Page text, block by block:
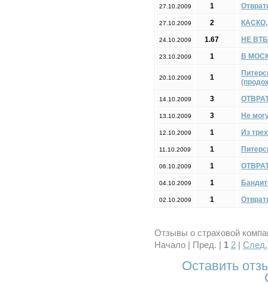
27.10.2009 1
27.10.2009 2
24.10.2009 1.67 НЕ BТБ
23.10.2009 1 В
20.10.2009 1
14.10.2009 3
13.10.2009 3 Не
12.10.2009 1 Из
11.10.2009 1
06.10.2009 1
04.10.2009 1
02.10.2009 1
Отзывы о страховой
Начало | Пред. | 1 2 След.
Оставить